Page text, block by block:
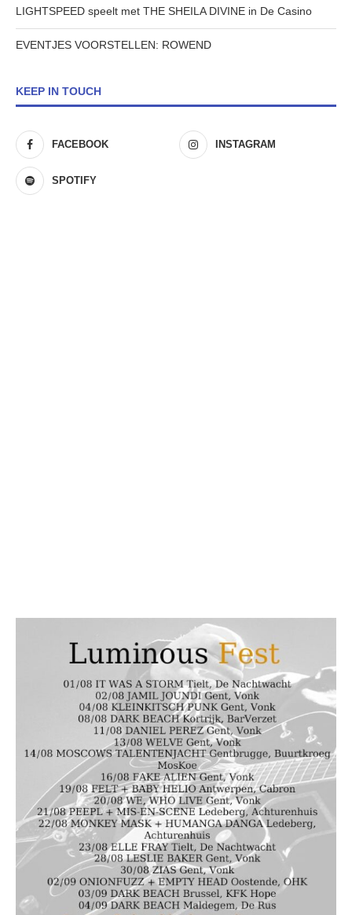
LIGHTSPEED speelt met THE SHEILA DIVINE in De Casino
EVENTJES VOORSTELLEN: ROWEND
KEEP IN TOUCH
FACEBOOK INSTAGRAM
SPOTIFY